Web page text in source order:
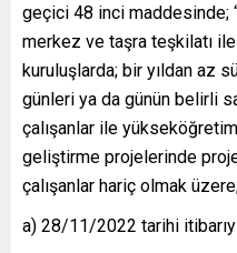
geçici 48 inci maddesinde;
merkez ve taşra teşkilatı
kuruluşlarda; bir yıldan az
günleri ya da günün belirli
çalışanlar ile yükseköğretim
geliştirme projelerinde
çalışanlar hariç olmak
a) 28/11/2022 tarihi